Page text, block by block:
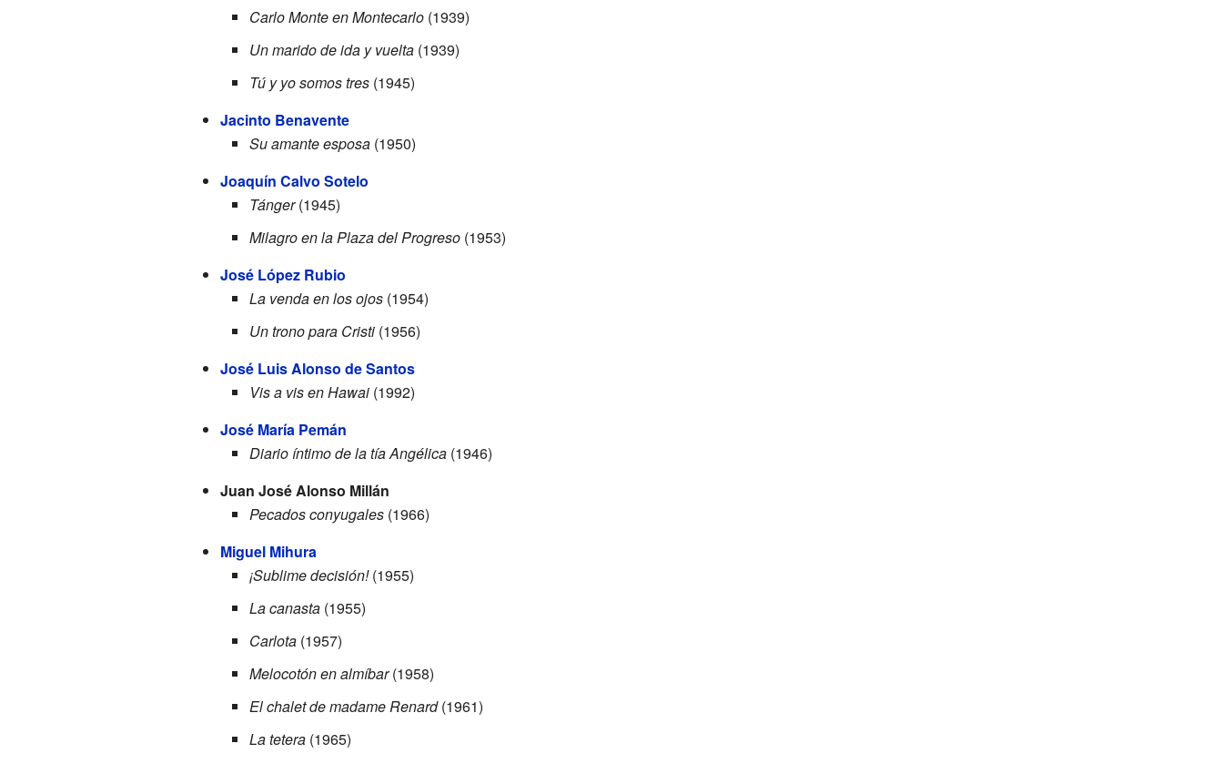
Carlo Monte en Montecarlo(1939)
Un marido de ida y vuelta(1939)
Tú y yo somos tres(1945)
Jacinto Benavente
Su amante esposa(1950)
Joaquín Calvo Sotelo
Tánger(1945)
Milagro en la Plaza del Progreso(1953)
José López Rubio
La venda en los ojos(1954)
Un trono para Cristi(1956)
José Luis Alonso de Santos
Vis a vis en Hawai(1992)
José María Pemán
Diario íntimo de la tía Angélica(1946)
Juan José Alonso Millán
Pecados conyugales(1966)
Miguel Mihura
¡Sublime decisión!(1955)
La canasta(1955)
Carlota(1957)
Melocotón en almíbar(1958)
El chalet de madame Renard(1961)
La tetera(1965)